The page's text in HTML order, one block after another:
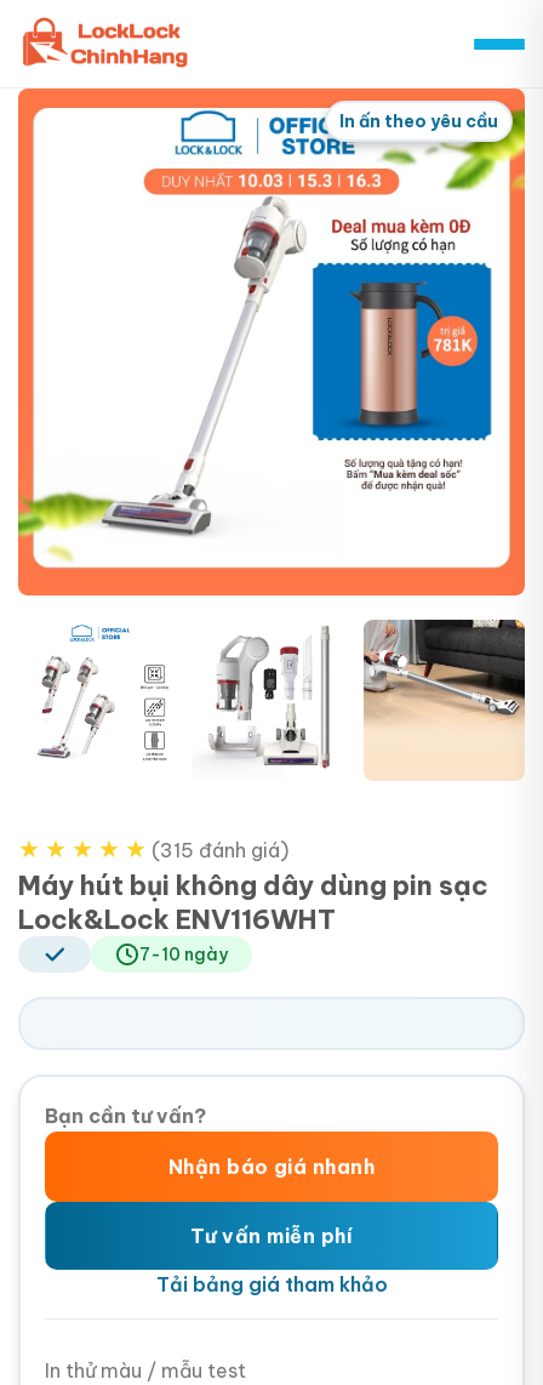
Skip
content
In ấn theo yêu cầu
★ ★ ★ ★ ★ (315 đánh giá)
Máy hút bụi không dây dùng pin sạc
Lock&Lock ENV116WHT
7-10 ngày
Bạn cần tư vấn?
Nhận báo giá nhanh
Tư vấn miễn phí
Tải bảng giá tham khảo
In thử màu / mẫu test